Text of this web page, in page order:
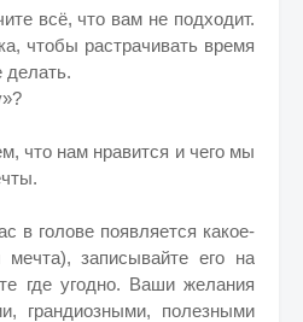
всё, что вам не подходит.
чтобы растрачивать время
делать.
что нам нравится и чего мы
в голове появляется какое-
записывайте его на
где угодно. Ваши желания
грандиозными, полезными